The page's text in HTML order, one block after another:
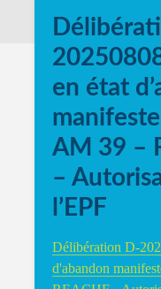
en état
AM 39 –
–
l’EPF
Délibération D-
d'abandon